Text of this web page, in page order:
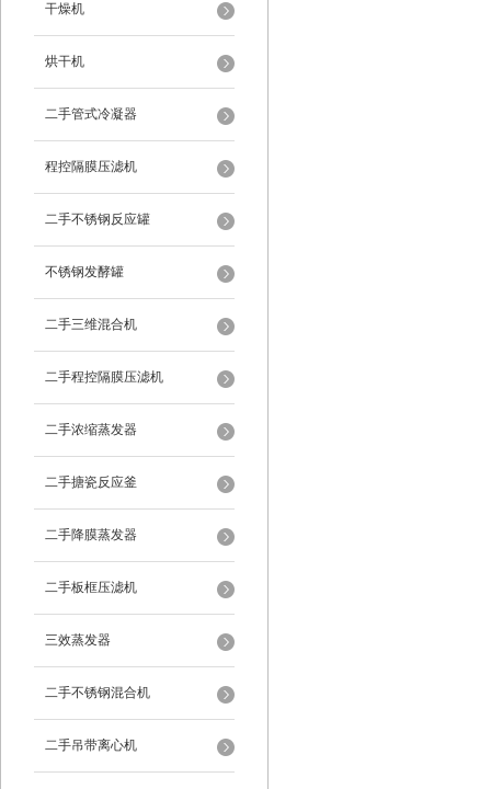
干燥机
烘干机
二手管式冷凝器
程控隔膜压滤机
二手不锈钢反应罐
不锈钢发酵罐
二手三维混合机
二手程控隔膜压滤机
二手浓缩蒸发器
二手搪瓷反应釜
二手降膜蒸发器
二手板框压滤机
三效蒸发器
二手不锈钢混合机
二手吊带离心机